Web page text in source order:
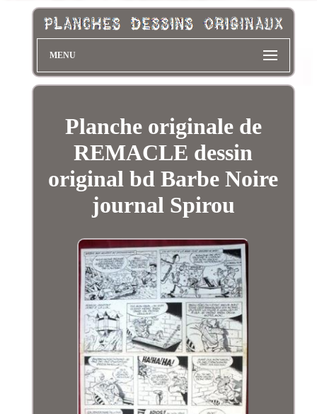
MENU
Planche originale de
REMACLE dessin
original bd Barbe Noire
journal Spirou